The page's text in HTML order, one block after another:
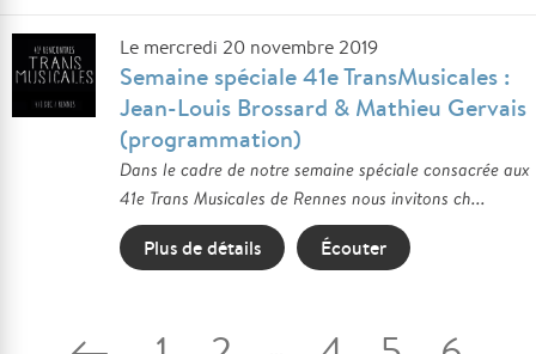
Le mercredi 20 novembre 2019
Semaine spéciale 41e TransMusicales :
Jean-Louis Brossard & Mathieu Gervais
(programmation)
Dans le cadre de notre semaine spéciale consacrée aux
41e Trans Musicales de Rennes nous invitons ch...
Plus de détails Écouter